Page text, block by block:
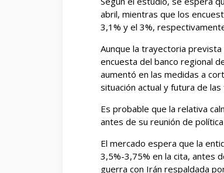
abril, mientras que los
3,1% y el 3%,
Aunque la trayectoria
encuesta del banco regional
aumentó en las medidas a
situación actual y ⁠futura de
Es probable que la relativa
antes de su reunión de
El mercado espera que la
3,5%-3,75% en la cita, antes
guerra con Irán respaldada